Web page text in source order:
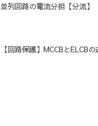
並列回路の電流分担【分流】
【回路保護】MCCBとELCB